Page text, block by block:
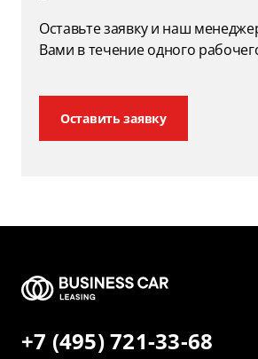
Оставьте заявку и наш
Вами в течение одного
Оставить заявку
+7 (495) 721-33-68